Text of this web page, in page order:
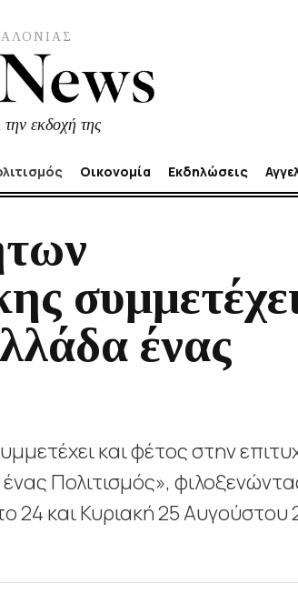
εκδοχή της
Οικονομία Εκδηλώσεις
ένας
και φέτος στην
Πολιτισμός»,
24 και Κυριακή 25 Αυγούστου